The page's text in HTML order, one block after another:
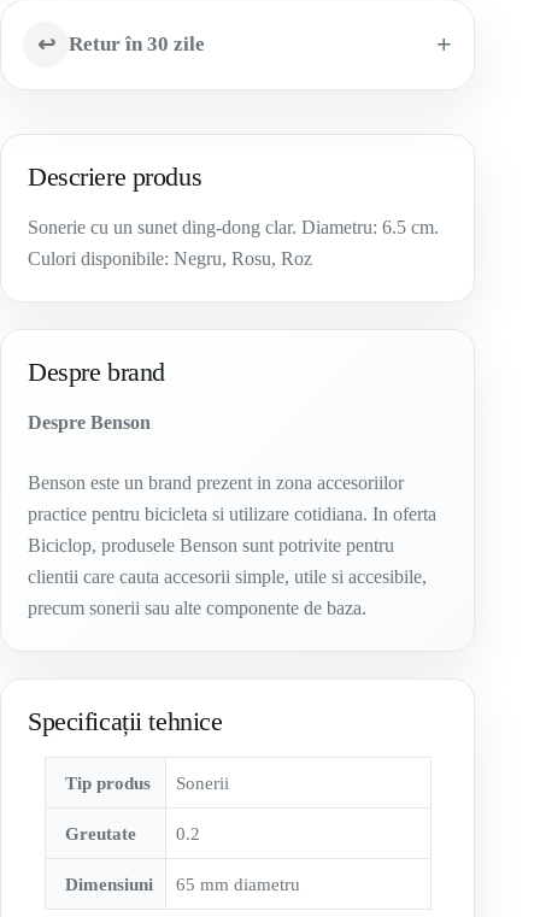
↩ Retur în 30 zile
Descriere produs
Sonerie cu un sunet ding-dong clar. Diametru: 6.5 cm.
Culori disponibile: Negru, Rosu, Roz
Despre brand
Despre Benson
Benson este un brand prezent in zona accesoriilor
practice pentru bicicleta si utilizare cotidiana. In oferta
Biciclop, produsele Benson sunt potrivite pentru
clientii care cauta accesorii simple, utile si accesibile,
precum sonerii sau alte componente de baza.
Specificații tehnice
Tip produs Sonerii
Greutate 0.2
Dimensiuni 65 mm diametru